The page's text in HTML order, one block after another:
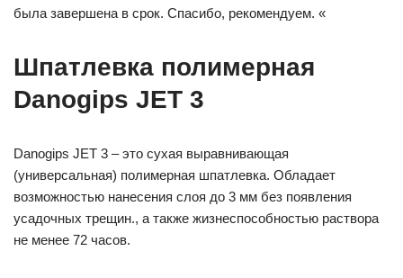
была завершена в срок. Спасибо, рекомендуем. «
Шпатлевка полимерная
Danogips JET 3
Danogips JET 3 – это сухая выравнивающая
(универсальная) полимерная шпатлевка. Обладает
возможностью нанесения слоя до 3 мм без появления
усадочных трещин., а также жизнеспособностью раствора
не менее 72 часов.